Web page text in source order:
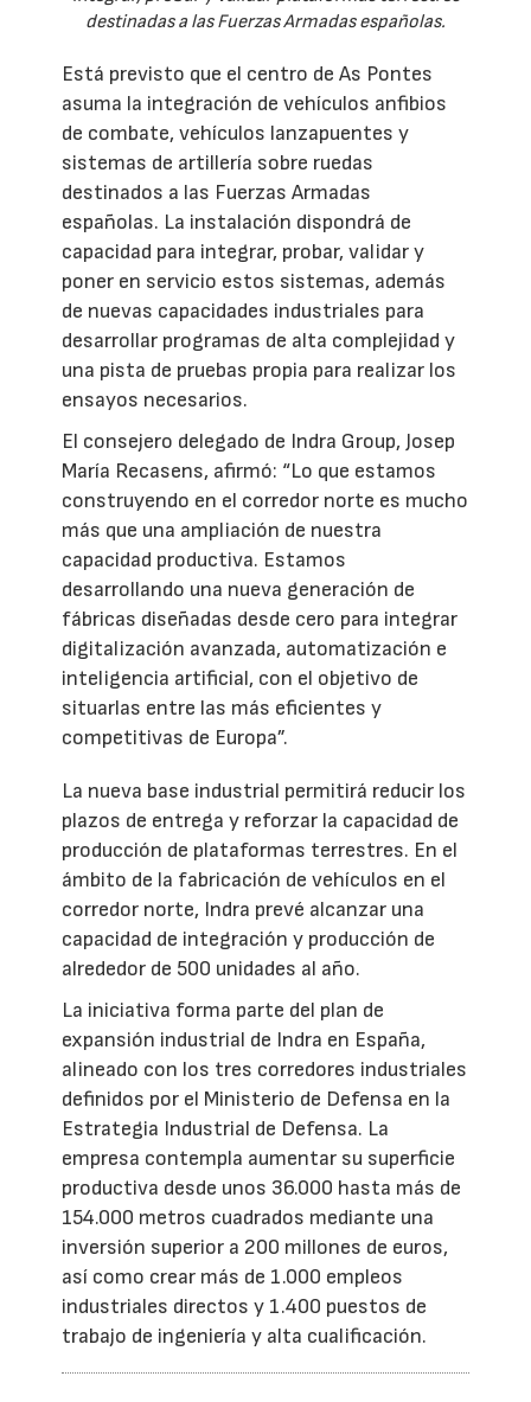
destinadas a las Fuerzas Armadas españolas.
Está previsto que el centro de As Pontes
asuma la integración de vehículos anfibios
de combate, vehículos lanzapuentes y
sistemas de artillería sobre ruedas
destinados a las Fuerzas Armadas
españolas. La instalación dispondrá de
capacidad para integrar, probar, validar y
poner en servicio estos sistemas, además
de nuevas capacidades industriales para
desarrollar programas de alta complejidad y
una pista de pruebas propia para realizar los
ensayos necesarios.
El consejero delegado de Indra Group, Josep
María Recasens, afirmó: “Lo que estamos
construyendo en el corredor norte es mucho
más que una ampliación de nuestra
capacidad productiva. Estamos
desarrollando una nueva generación de
fábricas diseñadas desde cero para integrar
digitalización avanzada, automatización e
inteligencia artificial, con el objetivo de
situarlas entre las más eficientes y
competitivas de Europa”.
La nueva base industrial permitirá reducir los
plazos de entrega y reforzar la capacidad de
producción de plataformas terrestres. En el
ámbito de la fabricación de vehículos en el
corredor norte, Indra prevé alcanzar una
capacidad de integración y producción de
alrededor de 500 unidades al año.
La iniciativa forma parte del plan de
expansión industrial de Indra en España,
alineado con los tres corredores industriales
definidos por el Ministerio de Defensa en la
Estrategia Industrial de Defensa. La
empresa contempla aumentar su superficie
productiva desde unos 36.000 hasta más de
154.000 metros cuadrados mediante una
inversión superior a 200 millones de euros,
así como crear más de 1.000 empleos
industriales directos y 1.400 puestos de
trabajo de ingeniería y alta cualificación.